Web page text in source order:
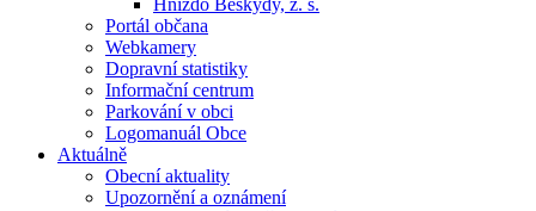
Hnízdo Beskydy, z. s.
Portál občana
Webkamery
Dopravní statistiky
Informační centrum
Parkování v obci
Logomanuál Obce
Aktuálně
Obecní aktuality
Upozornění a oznámení